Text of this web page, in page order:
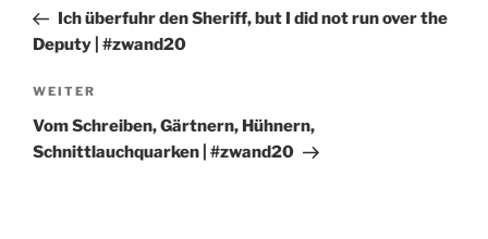
Beitrag
Ich überfuhr den Sheriff, but I did not run over the
Deputy | #zwand20
Nächster
Beitrag
WEITER
Vom Schreiben, Gärtnern, Hühnern,
Schnittlauchquarken | #zwand20